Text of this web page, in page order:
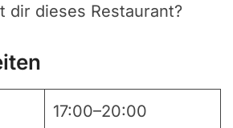
dir dieses Restaurant?
17:00–20:00